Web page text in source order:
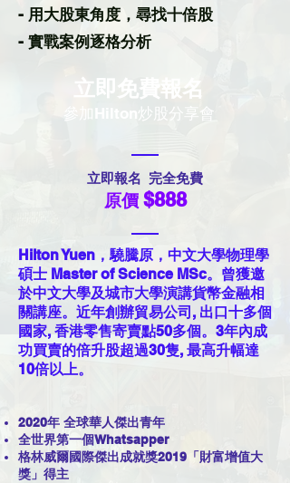
- 用大股東角度，尋找十倍股
- 實戰案例逐格分析
立即免費報名
​參加Hilton炒股分享會
立即報名 完全免費
原價 $888
Hilton Yuen，驍騰原，中文大學物理學
碩士 Master of Science MSc。曾獲邀
於中文大學及城市大學演講貨幣金融相
關講座。近年創辦貿易公司, 出口十多個
國家, 香港零售寄賣點50多個。3年內成
功買賣的倍升股超過30隻, 最高升幅達
10倍以上。
2020年 全球華人傑出青年
全世界第一個Whatsapper
格林威爾國際傑出成就獎2019「財富增值大
獎」得主